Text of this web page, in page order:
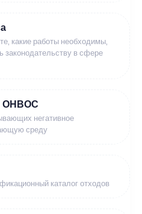
какие работы необходимы,
законодательству в сфере
ОНВОС
негативное
среду
каталог отходов